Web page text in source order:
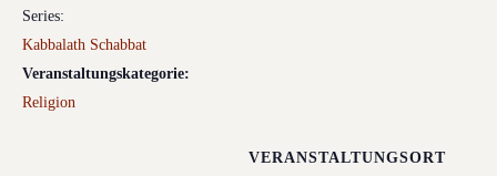
Series:
Kabbalath Schabbat
Veranstaltungskategorie:
Religion
VERANSTALTUNGSORT